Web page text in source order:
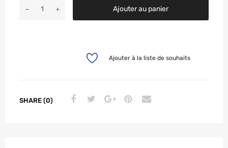
Ajouter au panier
Ajouter à la liste de souhaits
SHARE (0)